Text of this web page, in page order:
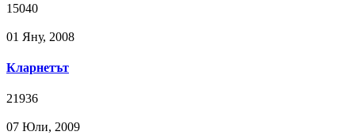
15040
01 Яну, 2008
Кларнетът
21936
07 Юли, 2009